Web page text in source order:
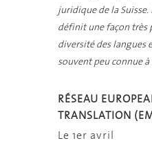
juridique de la
définit une façon très
diversité des langues
souvent peu connue
RÉSEAU
TRANSLATION
Le 1er avril